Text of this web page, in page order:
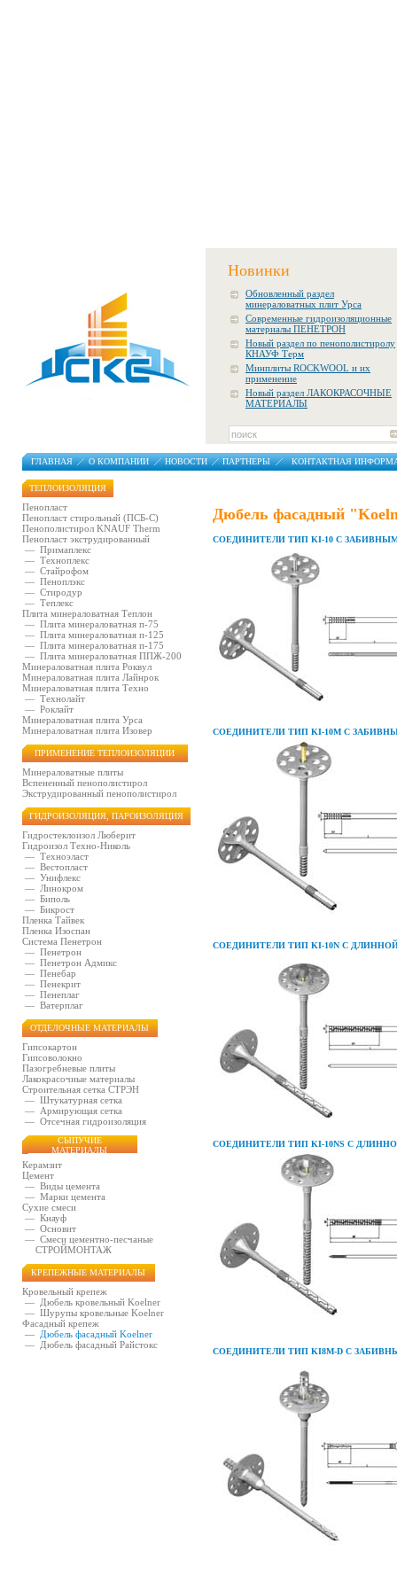
Новинки
Обновленный раздел
минераловатных плит Урса
Современные гидроизоляционные
материалы ПЕНЕТРОН
Новый раздел по пенополистиролу
КНАУФ Терм
Минплиты ROCKWOOL и их
применение
Новый раздел ЛАКОКРАСОЧНЫЕ
МАТЕРИАЛЫ
ГЛАВНАЯ О КОМПАНИИ НОВОСТИ ПАРТНЕРЫ КОНТАКТНАЯ
ТЕПЛОИЗОЛЯЦИЯ
Пенопласт
Пенопласт стирольный (ПСБ-С)
Пенополистирол KNAUF Therm
Пенопласт экструдированный
— Примаплекс
— Техноплекс
— Стайрофом
— Пеноплэкс
— Стиродур
— Теплекс
Плита минераловатная Теплон
— Плита минераловатная п-75
— Плита минераловатная п-125
— Плита минераловатная п-175
— Плита минераловатная ППЖ-200
Минераловатная плита Роквул
Минераловатная плита Лайнрок
Минераловатная плита Техно
— Технолайт
— Роклайт
Минераловатная плита Урса
Минераловатная плита Изовер
ПРИМЕНЕНИЕ ТЕПЛОИЗОЛЯЦИИ
Минераловатные плиты
Вспененный пенополистирол
Экструдированный пенополистирол
ГИДРОИЗОЛЯЦИЯ, ПАРОИЗОЛЯЦИЯ
Гидростеклоизол Люберит
Гидроизол Техно-Николь
— Техноэласт
— Вестопласт
— Унифлекс
— Линокром
— Биполь
— Бикрост
Пленка Тайвек
Пленка Изоспан
Система Пенетрон
— Пенетрон
— Пенетрон Адмикс
— Пенебар
— Пенекрит
— Пенеплаг
— Ватерплаг
ОТДЕЛОЧНЫЕ МАТЕРИАЛЫ
Гипсокартон
Гипсоволокно
Пазогребневые плиты
Лакокрасочные материалы
Строительная сетка СТРЭН
— Штукатурная сетка
— Армирующая сетка
— Отсечная гидроизоляция
СЫПУЧИЕ
МАТЕРИАЛЫ
Керамзит
Цемент
— Виды цемента
— Марки цемента
Сухие смеси
— Кнауф
— Основит
— Смеси цементно-песчаные
СТРОЙМОНТАЖ
КРЕПЕЖНЫЕ МАТЕРИАЛЫ
Кровельный крепеж
— Дюбель кровельный Koelner
— Шурупы кровельные Koelner
Фасадный крепеж
— Дюбель фасадный Koelner
— Дюбель фасадный Райстокс
Дюбель фасадный
СОЕДИНИТЕЛИ ТИП KI-10 С
СОЕДИНИТЕЛИ ТИП KI-10М С
СОЕДИНИТЕЛИ ТИП KI-10N С
СОЕДИНИТЕЛИ ТИП KI-10NS С
СОЕДИНИТЕЛИ ТИП KI8M-D С